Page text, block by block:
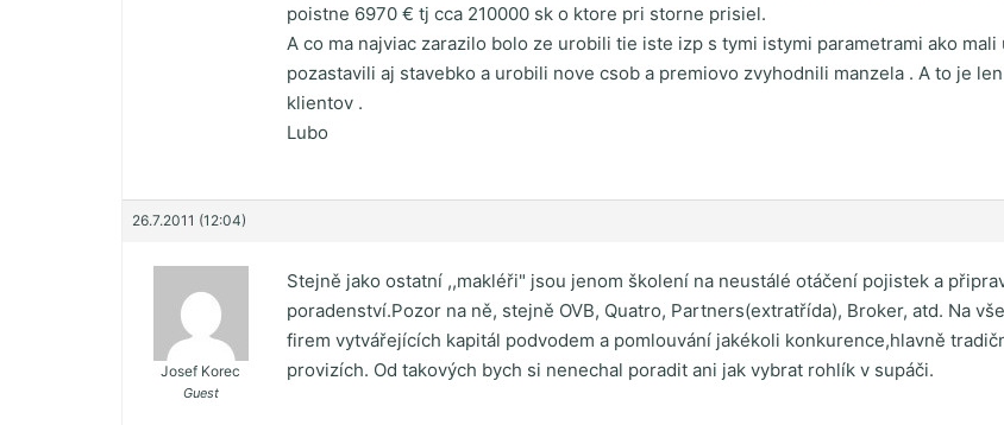
poistne 6970 € tj cca 210000 sk o ktore pri storne prisiel.
A co ma najviac zarazilo bolo ze urobili tie iste izp s tymi istymi parametrami ako
pozastavili aj stavebko a urobili nove csob a premiovo zvyhodnili manzela . A to je
klientov .
Lubo
26.7.2011 (12:04)
Josef Korec
Guest
Stejně jako ostatní ,,makléři" jsou jenom školení na neustálé otáčení pojistek a
poradenství.Pozor na ně, stejně OVB, Quatro, Partners(extratřída), Broker, atd. Na
firem vytvářejících kapitál podvodem a pomlouvání jakékoli konkurence,hlavně
provizích. Od takových bych si nenechal poradit ani jak vybrat rohlík v supáči.